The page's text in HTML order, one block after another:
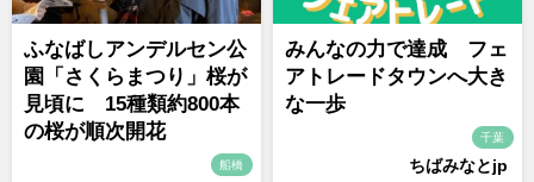
ふなばしアンデルセン公
園「さくらまつり」桜が
見頃に 15種類約800本
の桜が順次開花
船橋
みんなの力で達成 フェ
アトレードタウンへ大き
な一歩
千葉
ちばみなとjp